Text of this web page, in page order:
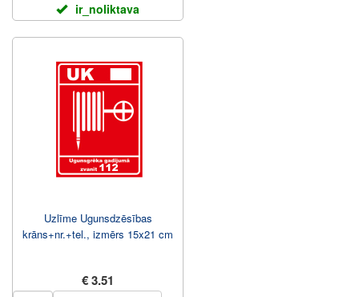
ir_noliktava
Uzlīme Ugunsdzēsības
krāns+nr.+tel., izmērs 15x21 cm
€ 3.51